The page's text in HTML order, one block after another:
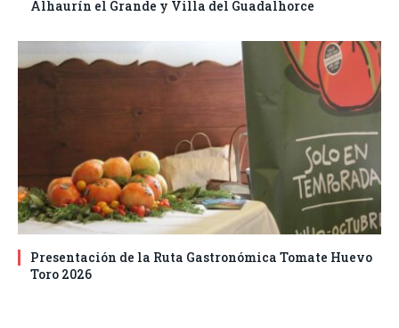
Alhaurín el Grande y Villa del Guadalhorce
Presentación de la Ruta Gastronómica Tomate Huevo
Toro 2026